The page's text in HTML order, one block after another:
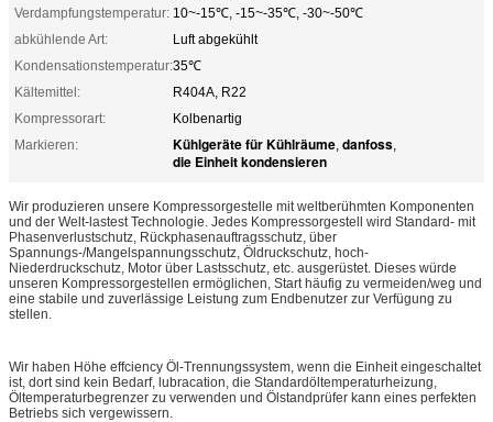
Verdampfungstemperatur: 10~-15℃, -15~-35℃, -30~-50℃
abkühlende Art:
Luft abgekühlt
Kondensationstemperatur:35℃
Kältemittel:
R404A, R22
Kompressorart:
Kolbenartig
Markieren:
Kühlgeräte für Kühlräume, danfoss,
die Einheit kondensieren
Wir produzieren unsere Kompressorgestelle mit weltberühmten Komponenten
und der Welt-lastest Technologie. Jedes Kompressorgestell wird Standard- mit
Phasenverlustschutz, Rückphasenauftragsschutz, über
Spannungs-/Mangelspannungsschutz, Öldruckschutz, hoch-
Niederdruckschutz, Motor über Lastsschutz, etc. ausgerüstet. Dieses würde
unseren Kompressorgestellen ermöglichen, Start häufig zu vermeiden/weg und
eine stabile und zuverlässige Leistung zum Endbenutzer zur Verfügung zu
stellen.
Wir haben Höhe effciency Öl-Trennungssystem, wenn die Einheit eingeschaltet
ist, dort sind kein Bedarf, lubracation, die Standardöltemperaturheizung,
Öltemperaturbegrenzer zu verwenden und Ölstandprüfer kann eines perfekten
Betriebs sich vergewissern.